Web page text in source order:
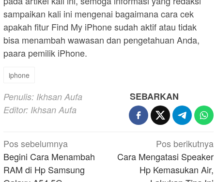
sampaikan kali ini mengenai bagaimana cara cek
apakah fitur Find My iPhone sudah aktif atau tidak
bisa menambah wawasan dan pengetahuan Anda,
paara pemilik iPhone.
iphone
Penulis: Ikhsan Aufa
Editor: Ikhsan Aufa
SEBARKAN
Navigasi
pos
Pos sebelumnya
Begini Cara Menambah
RAM di Hp Samsung
Pos berikutnya
Cara Mengatasi Speaker
Hp Kemasukan Air,